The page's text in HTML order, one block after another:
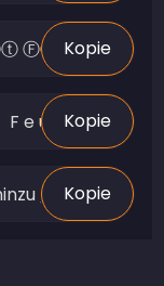
Kopie
Kopie
Kopie